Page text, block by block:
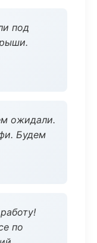
под
ожидали.
Будем
по